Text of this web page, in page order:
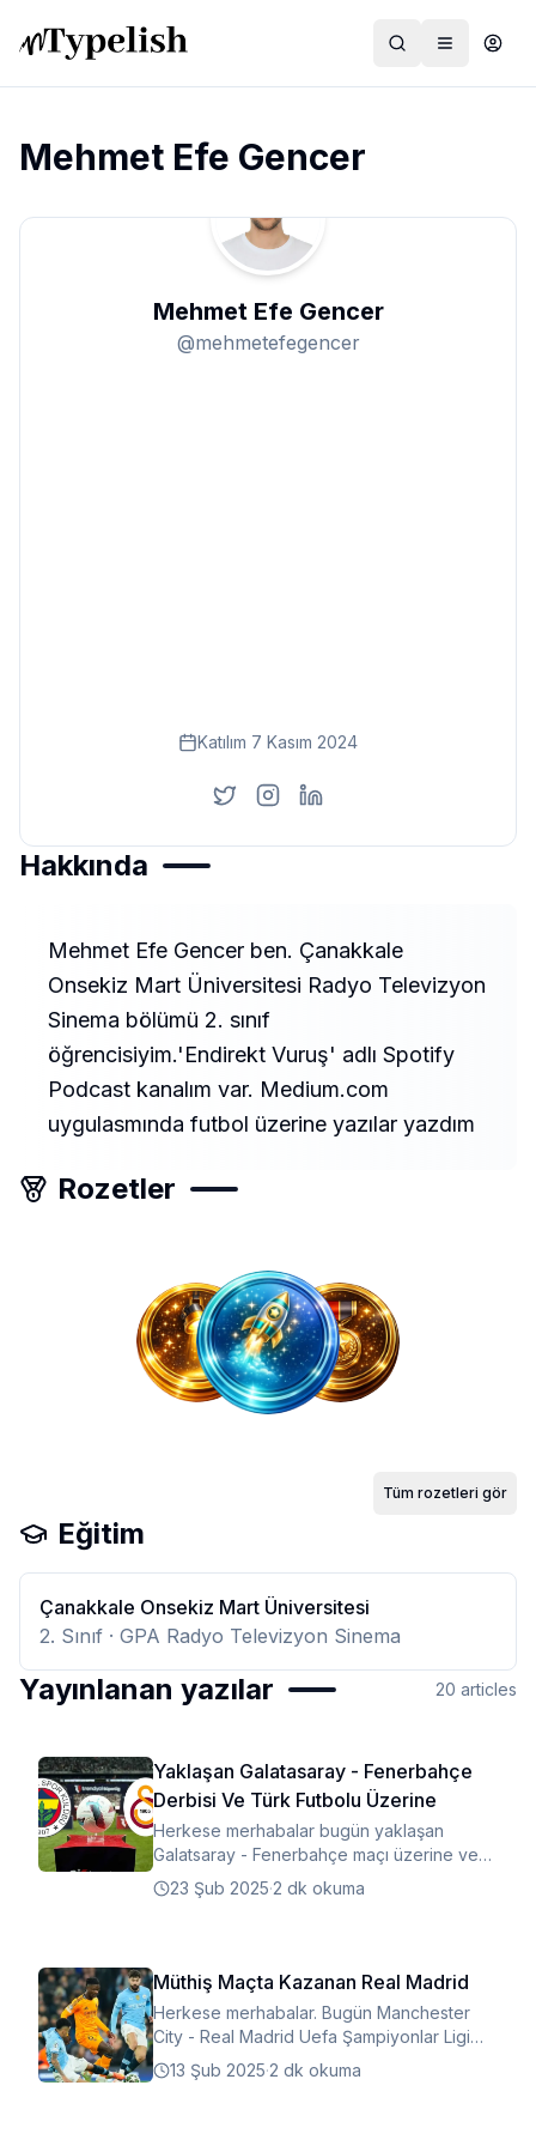
Dünya
Kültür ve Sanat
Mehmet Efe Gencer
Mehmet Efe Gencer
@mehmetefegencer
Katılım 7 Kasım 2024
Hakkında
Mehmet Efe Gencer ben. Çanakkale
Onsekiz Mart Üniversitesi Radyo Televizyon
Sinema bölümü 2. sınıf
öğrencisiyim.'Endirekt Vuruş' adlı Spotify
Podcast kanalım var. Medium.com
uygulasmında futbol üzerine yazılar yazdım
Rozetler
Tüm rozetleri gör
Eğitim
Çanakkale Onsekiz Mart Üniversitesi
2. Sınıf · GPA Radyo Televizyon Sinema
Yayınlanan yazılar 20 articles
Yaklaşan Galatasaray - Fenerbahçe
Derbisi Ve Türk Futbolu Üzerine
Herkese merhabalar bugün yaklaşan
Galatsaray - Fenerbahçe maçı üzerine ve
türk futbolundaki olaylar üzerine yazdım
keyifli okumalar.
23 Şub 2025·2 dk okuma
Müthiş Maçta Kazanan Real Madrid
Herkese merhabalar. Bugün Manchester
City - Real Madrid Uefa Şampiyonlar Ligi
Play - Off mücadelesi üzerine yazdım
keyifli okumalar.
13 Şub 2025·2 dk okuma